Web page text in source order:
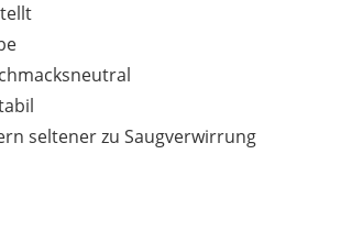
seltener zu Saugverwirrung